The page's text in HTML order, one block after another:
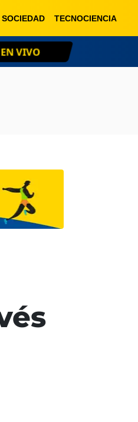
SOCIEDAD TECNOCIENCIA
VIVO